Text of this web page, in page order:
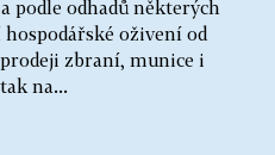
podle odhadů některých
oživení od
zbraní, munice i
na...